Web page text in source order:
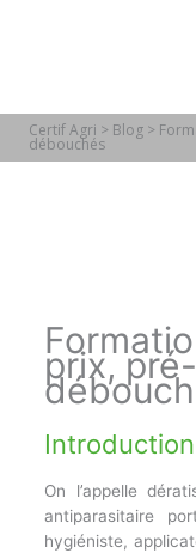
Certif Agri > Blog>
débouchés
prix,
Introduction
On l’appelle
antiparasitaire
hygiéniste,